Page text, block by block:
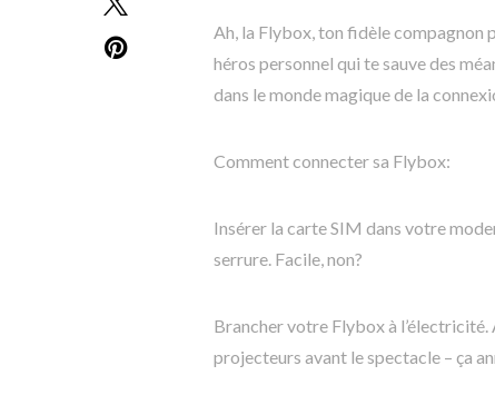
Ah, la Flybox, ton fidèle compagnon
héros personnel qui te sauve des
dans le monde magique de la
Comment connecter sa Flybox:
Insérer la carte SIM dans votre
serrure. Facile, non?
Brancher votre Flybox à l’électricité.
projecteurs avant le spectacle – ça